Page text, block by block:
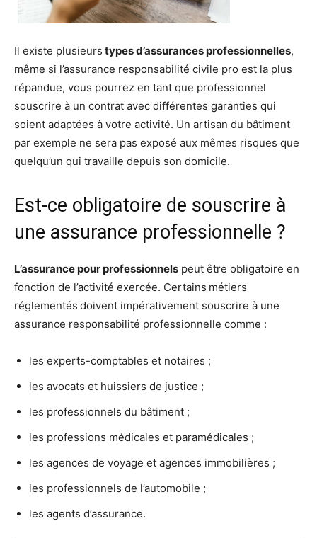
Il existe plusieurs types d’assurances professionnelles,
même si l’assurance responsabilité civile pro est la plus
répandue, vous pourrez en tant que professionnel
souscrire à un contrat avec différentes garanties qui
soient adaptées à votre activité. Un artisan du bâtiment
par exemple ne sera pas exposé aux mêmes risques que
quelqu’un qui travaille depuis son domicile.
Est-ce obligatoire de souscrire à
une assurance professionnelle ?
L’assurance pour professionnels peut être obligatoire en
fonction de l’activité exercée. Certains métiers
réglementés doivent impérativement souscrire à une
assurance responsabilité professionnelle comme :
les experts-comptables et notaires ;
les avocats et huissiers de justice ;
les professionnels du bâtiment ;
les professions médicales et paramédicales ;
les agences de voyage et agences immobilières ;
les professionnels de l’automobile ;
les agents d’assurance.